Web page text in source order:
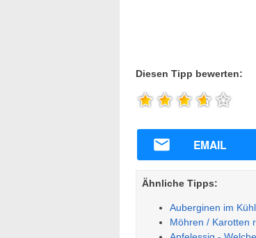
Diesen Tipp bewerten:
EMAIL
Ähnliche Tipps:
Auberginen im
Möhren / Karotten